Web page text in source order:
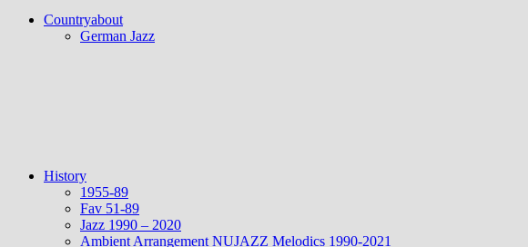
Countryabout
German Jazz
History
1955-89
Fav 51-89
Jazz 1990 – 2020
Ambient Arrangement NUJAZZ Melodics 1990-2021